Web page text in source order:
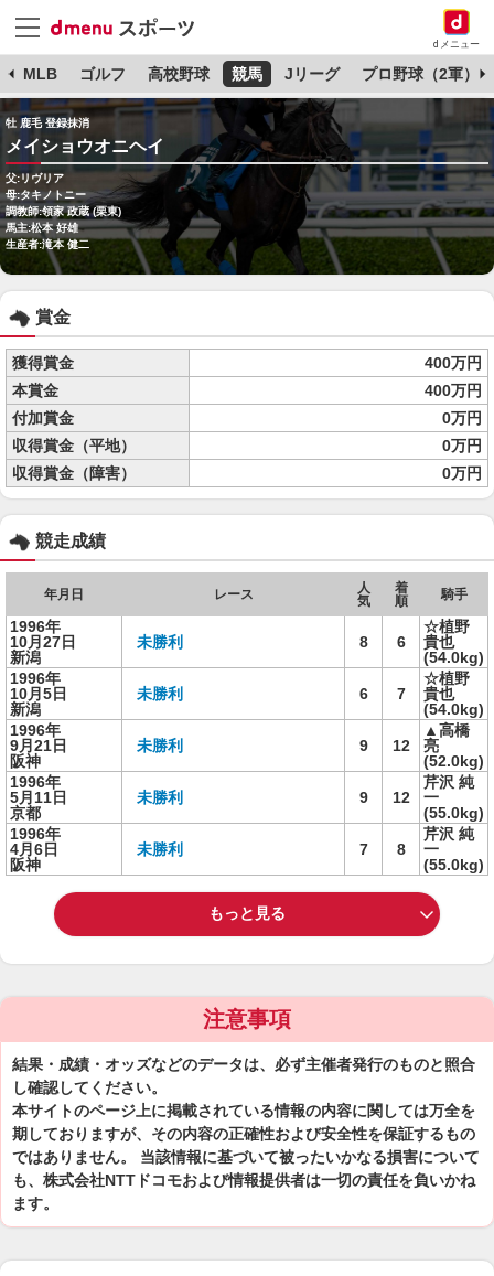
dメニュー
MLB ゴルフ 高校野球 競馬 Jリーグ プロ野球（2軍）
牡 鹿毛 登録抹消
メイショウオニヘイ
父:リヴリア
母:タキノトニー
調教師:領家 政蔵 (栗東)
馬主:松本 好雄
生産者:滝本 健二
賞金
獲得賞金
400万円
本賞金
400万円
付加賞金
0万円
収得賞金（平地）
0万円
収得賞金（障害）
0万円
競走成績
年月日 レース
人
気
着
順
騎手
1996年
10月27日
新潟
未勝利 8 6
☆植野
貴也
(54.0kg)
1996年
10月5日
新潟
未勝利 6 7
☆植野
貴也
(54.0kg)
1996年
9月21日
阪神
未勝利 9 12
▲高橋
亮
(52.0kg)
1996年
5月11日
京都
未勝利 9 12
芹沢 純
一
(55.0kg)
1996年
4月6日
阪神
未勝利 7 8
芹沢 純
一
(55.0kg)
もっと見る
注意事項
結果・成績・オッズなどのデータは、必ず主催者発行のものと照合
し確認してください。
本サイトのページ上に掲載されている情報の内容に関しては万全を
期しておりますが、その内容の正確性および安全性を保証するもの
ではありません。 当該情報に基づいて被ったいかなる損害について
も、株式会社NTTドコモおよび情報提供者は一切の責任を負いかね
ます。